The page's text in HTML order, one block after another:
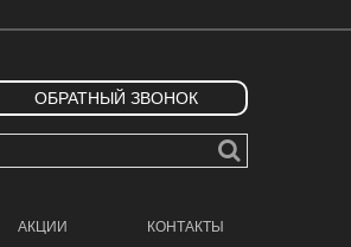
ОБРАТНЫЙ ЗВОНОК
АКЦИИ КОНТАКТЫ